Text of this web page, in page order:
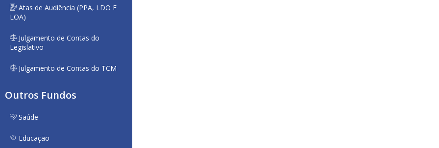
Atas de Audiência (PPA, LDO E
LOA)
Julgamento de Contas do
Legislativo
Julgamento de Contas do TCM
Outros Fundos
Saúde
Educação